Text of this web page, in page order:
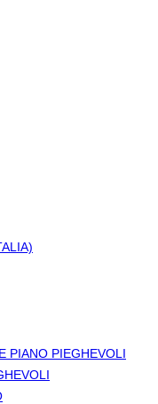
PIANO PIEGHEVOLI